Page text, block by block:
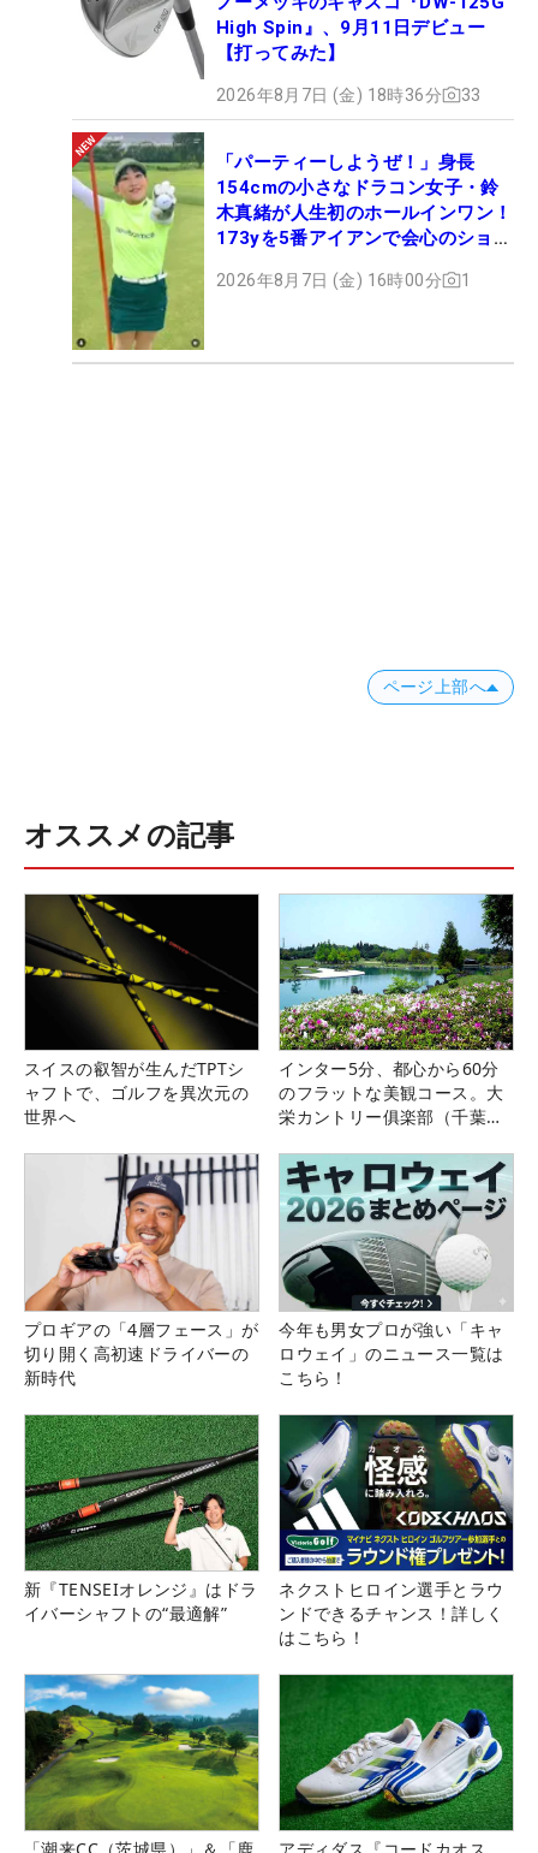
High Spin』、9月11日デビュー
【打ってみた】
2026年8月7日 (金) 18時36分 33
「パーティーしようぜ！」身長
154cmの小さなドラコン女子・鈴
木真緒が人生初のホールインワン！
173yを5番アイアンで会心のショッ
2026年8月7日 (金) 16時00分 1
ページ上部へ
オススメの記事
スイスの叡智が生んだTPTシ
ャフトで、ゴルフを異次元の
世界へ
インター5分、都心から60分
のフラットな美観コース。大
栄カントリー俱楽部（千葉
プロギアの「4層フェース」が
切り開く高初速ドライバーの
新時代
今年も男女プロが強い「キャ
ロウェイ」のニュース一覧は
こちら！
新『TENSEIオレンジ』はドラ
イバーシャフトの“最適解”
ネクストヒロイン選手とラウ
ンドできるチャンス！詳しく
はこちら！